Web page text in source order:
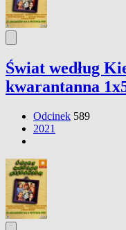
Świat według
kwarantanna
Odcinek 589
2021